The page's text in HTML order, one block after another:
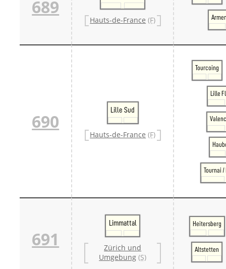
689
Hauts-de-France (F)
690
Lille Sud
Hauts-de-France (F)
Tourcoing
Lille
Tournai /
691
Limmattal
Zürich und
Umgebung (S)
Heitersberg
Altstetten